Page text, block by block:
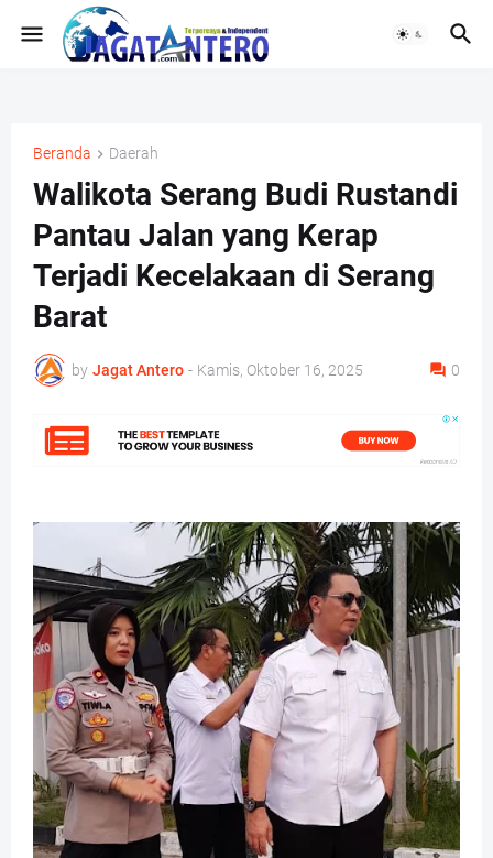
Beranda Daerah
Walikota Serang Budi Rustandi
Pantau Jalan yang Kerap
Terjadi Kecelakaan di Serang
Barat
by Jagat Antero - Kamis, Oktober 16, 2025 0